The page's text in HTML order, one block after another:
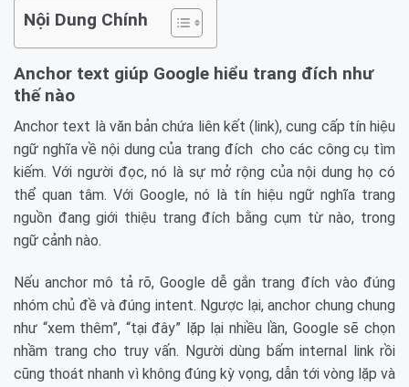
Nội Dung Chính
Anchor text giúp Google hiểu trang đích như
thế nào
Anchor text là văn bản chứa liên kết (link), cung cấp tín hiệu
ngữ nghĩa về nội dung của trang đích cho các công cụ tìm
kiếm. Với người đọc, nó là sự mở rộng của nội dung họ có
thể quan tâm. Với Google, nó là tín hiệu ngữ nghĩa trang
nguồn đang giới thiệu trang đích bằng cụm từ nào, trong
ngữ cảnh nào.
Nếu anchor mô tả rõ, Google dễ gắn trang đích vào đúng
nhóm chủ đề và đúng intent. Ngược lại, anchor chung chung
như “xem thêm”, “tại đây” lặp lại nhiều lần, Google sẽ chọn
nhầm trang cho truy vấn. Người dùng bấm internal link rồi
cũng thoát nhanh vì không đúng kỳ vọng, dẫn tới vòng lặp và